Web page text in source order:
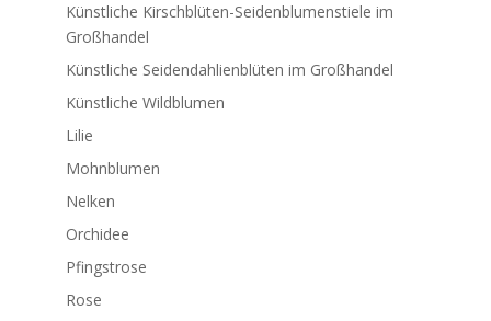
Künstliche Kirschblüten-Seidenblumenstiele im
Großhandel
Künstliche Seidendahlienblüten im Großhandel
Künstliche Wildblumen
Lilie
Mohnblumen
Nelken
Orchidee
Pfingstrose
Rose